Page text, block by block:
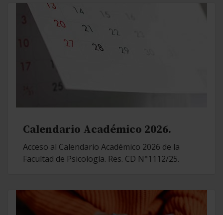
Calendario Académico 2026.
Acceso al Calendario Académico 2026 de la
Facultad de Psicología. Res. CD N°1112/25.